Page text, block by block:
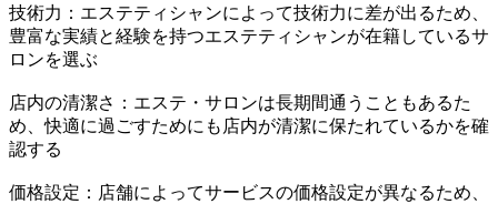
技術力：エステティシャンによって技術力に差が出るため、
豊富な実績と経験を持つエステティシャンが在籍しているサ
ロンを選ぶ
店内の清潔さ：エステ・サロンは長期間通うこともあるた
め、快適に過ごすためにも店内が清潔に保たれているかを確
認する
価格設定：店舗によってサービスの価格設定が異なるため、